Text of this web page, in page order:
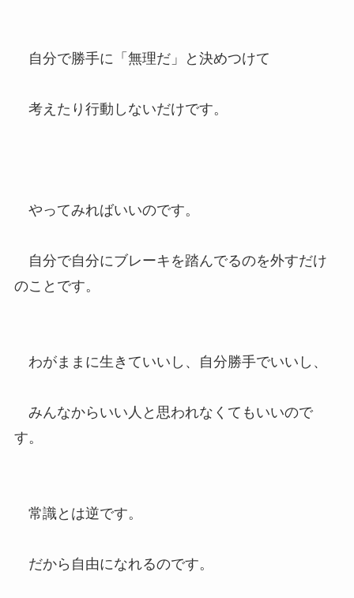
自分で勝手に「無理だ」と決めつけて
考えたり行動しないだけです。
やってみればいいのです。
自分で自分にブレーキを踏んでるのを外すだけ
のことです。
わがままに生きていいし、自分勝手でいいし、
みんなからいい人と思われなくてもいいので
す。
常識とは逆です。
だから自由になれるのです。